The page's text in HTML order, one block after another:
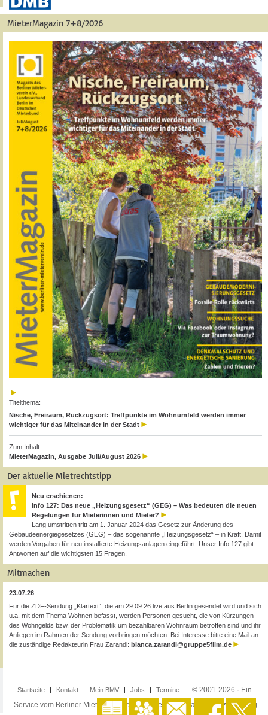
MieterMagazin 7+8/2026
Titelthema:
Nische, Freiraum, Rückzugsort: Treffpunkte im Wohnumfeld werden immer
wichtiger für das Miteinander in der Stadt
Zum Inhalt:
MieterMagazin, Ausgabe Juli/August 2026
Der aktuelle Mietrechtstipp
Neu erschienen:
Info 127: Das neue „Heizungsgesetz“ (GEG) – Was bedeuten die neuen
Regelungen für Mieterinnen und Mieter?
Lang umstritten tritt am 1. Januar 2024 das Gesetz zur Änderung des
Gebäudeenergiegesetzes (GEG) – das sogenannte „Heizungsgesetz“ – in Kraft. Damit
werden Vorgaben für neu installierte Heizungsanlagen eingeführt. Unser Info 127 gibt
Antworten auf die wichtigsten 15 Fragen.
Mitmachen
23.07.26
Für die ZDF-Sendung „Klartext“, die am 29.09.26 live aus Berlin gesendet wird und sich
u.a. mit dem Thema Wohnen befasst, werden Personen gesucht, die von Kürzungen
des Wohngelds bzw. der Problematik um bezahlbaren Wohnraum betroffen sind und ihr
Anliegen im Rahmen der Sendung vorbringen möchten. Bei Interesse bitte eine Mail an
die zuständige Redakteurin Frau Zarandi: bianca.zarandi@gruppe5film.de
Startseite Kontakt Mein BMV Jobs Termine
© 2001-2026 · Ein
Service vom Berliner Mieterverein e.V. ·Impressum·Datenschutzerklärung